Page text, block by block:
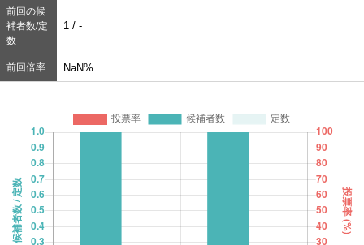
前回の候
補者数/定
数
1 / -
前回倍率 NaN%